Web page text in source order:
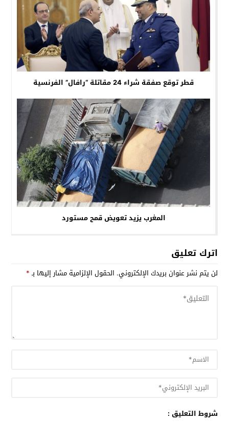
قطر توقع صفقة شراء 24 مقاتلة “رافال” الفرنسية
المغرب يزيد تعويض قمح مستورد
اترك تعليق
لن يتم نشر عنوان بريدك الإلكتروني. الحقول الإلزامية مشار إليها بـ*
شروط التعليق :